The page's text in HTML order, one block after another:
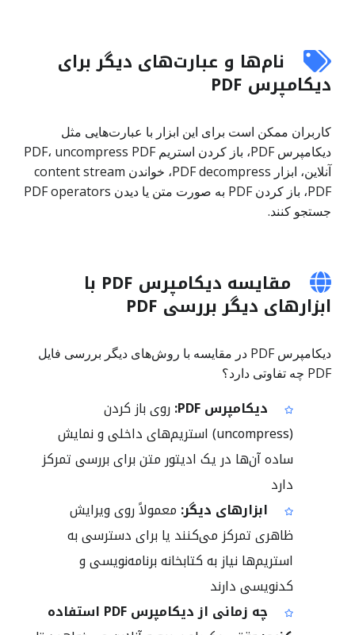
نام‌ها و عبارت‌های دیگر برای
دیکامپرس PDF
کاربران ممکن است برای این ابزار با عبارت‌هایی مثل
دیکامپرس PDF، باز کردن استریم PDF، uncompress PDF
آنلاین، ابزار PDF decompress، خواندن content stream
PDF، باز کردن PDF به صورت متن یا دیدن PDF operators
جستجو کنند.
مقایسه دیکامپرس PDF با
ابزارهای دیگر بررسی PDF
دیکامپرس PDF در مقایسه با روش‌های دیگر بررسی فایل
PDF چه تفاوتی دارد؟
دیکامپرس PDF:
روی باز کردن
(uncompress) استریم‌های داخلی و نمایش
ساده آن‌ها در یک ادیتور متن برای بررسی تمرکز
دارد
ابزارهای دیگر: معمولاً روی ویرایش
ظاهری تمرکز می‌کنند یا برای دسترسی به
استریم‌ها نیاز به کتابخانه برنامه‌نویسی و
کدنویسی دارند
چه زمانی از دیکامپرس PDF استفاده